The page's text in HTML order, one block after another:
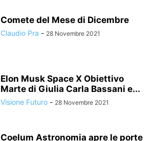
Comete del Mese di Dicembre
Claudio Pra - 28 Novembre 2021
Elon Musk Space X Obiettivo
Marte di Giulia Carla Bassani e...
Visione Futuro - 28 Novembre 2021
Coelum Astronomia apre le porte